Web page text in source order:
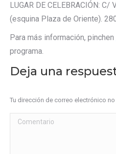
LUGAR DE CELEBRACIÓN: C/
(esquina Plaza de Oriente).
Para más información, pinchen
programa.
Deja una
Tu dirección de correo electrónico
Comentario